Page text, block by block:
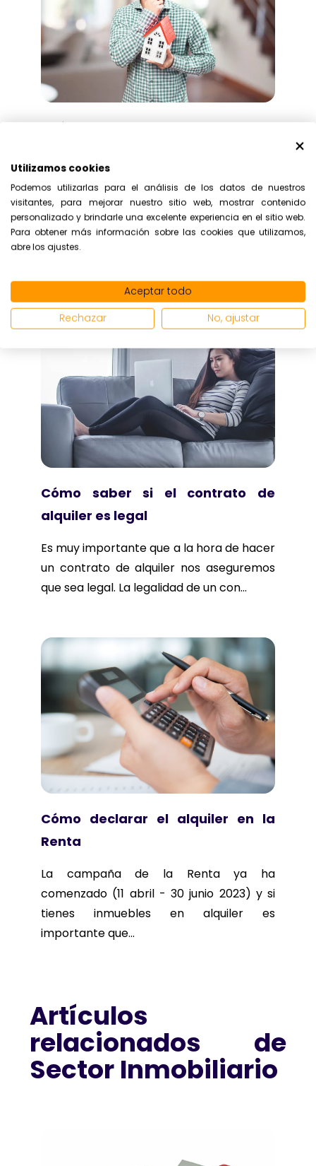
¿Cómo saber si ha prescrito una
Una vivienda de protección oficial, más
conocida como VPO, está sujeta a un
régimen normativo distinto al de las
demá...
Cómo saber si el contrato de
alquiler es legal
Es muy importante que a la hora de hacer
un contrato de alquiler nos aseguremos
que sea legal. La legalidad de un con...
Cómo declarar el alquiler en la
Renta
La campaña de la Renta ya ha
comenzado (11 abril - 30 junio 2023) y si
tienes inmuebles en alquiler es
importante que...
Artículos
relacionados de
Sector Inmobiliario
Utilizamos cookies
Podemos utilizarlas para el análisis de los datos de nuestros
visitantes, para mejorar nuestro sitio web, mostrar contenido
personalizado y brindarle una excelente experiencia en el sitio web.
Para obtener más información sobre las cookies que utilizamos,
abre los ajustes.
Aceptar todo
Rechazar
No, ajustar